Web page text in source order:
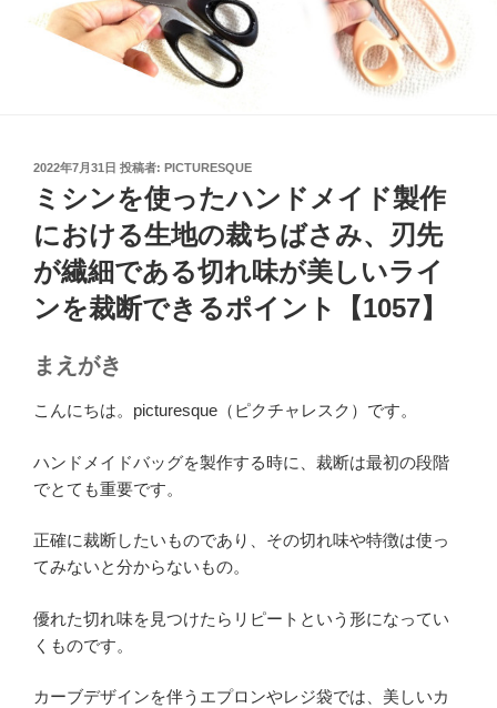
投
稿
日:
2022年7月31日 投稿者: PICTURESQUE
ミシンを使ったハンドメイド製作
における生地の裁ちばさみ、刃先
が繊細である切れ味が美しいライ
ンを裁断できるポイント【1057】
まえがき
こんにちは。picturesque（ピクチャレスク）です。
ハンドメイドバッグを製作する時に、裁断は最初の段階
でとても重要です。
正確に裁断したいものであり、その切れ味や特徴は使っ
てみないと分からないもの。
優れた切れ味を見つけたらリピートという形になってい
くものです。
カーブデザインを伴うエプロンやレジ袋では、美しいカ